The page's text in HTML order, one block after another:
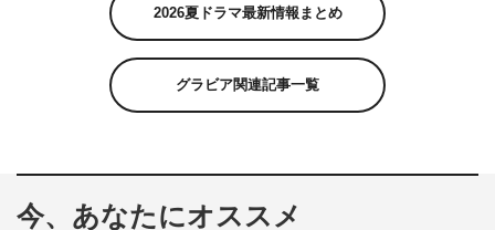
2026夏ドラマ最新情報まとめ
グラビア関連記事一覧
今、あなたにオススメ